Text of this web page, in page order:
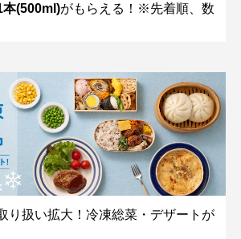
本(500ml)がもらえる！※先着順、数
り扱い拡大！冷凍総菜・デザートが